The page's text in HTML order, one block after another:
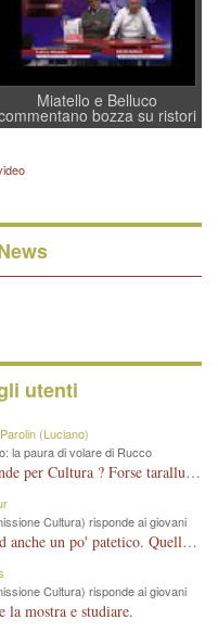
Miatello e Belluco
bozza su ristori
BPVi e Veneto Banca
utenti
(Luciano)
la paura di volare di Rucco
Vorrei sapere dal C.C. Rolando cosa intende per Cultura ? Forse tarallucci, vino e sagre, o spaghetti tricolori del PD ? Il continuo (s)parlare della mostra a Palazzo Chiericati caro consigliere DANNEGGIA FORTEMENTE l'immagine della città TUTTA e fa deviare i consensi che in RUSSIA (badi bene ex U.R.S.S.) sono ECCELLENTI. A livello artistico l'evento è di alta Valenza culturale, COMPITO di Tutta la Cittadinanza fare il possibile per propagandare l'iniziativa senza farne UN CASO PARTITICO come fa Lei da sempre. Meno Gazebo + Partecipazione! E così sia. Amen.
Cultura) risponde ai giovani
Commento di Kairos totalmente inutile ed anche un po' patetico. Quella che è completamente mancata è stata la promozione internazionale dell'evento effettuata da chi lo sa fare, l'amministrazione in questo è stata totalmente assente relegando al provincialismo una mostra che meritava ben altre platee ed i risultati sono sotto gli occhi di tutti. Su questo bisogna parlare, il fatto di averla organizzata al Chiericati certo non ha aiutato ma è un aspetto secondario rispetto a quello della promozione. In città con le mostre organizzate da Goldin - che certo ha fatto principalmente i suoi interessi, ma ne ha comunque beneficiato la città in immagine e commercio per il centro - arrivavano giornalmente pullman carichi di turisti. Dove sono i turisti ora?
Cultura) risponde ai giovani
la mostra e studiare.